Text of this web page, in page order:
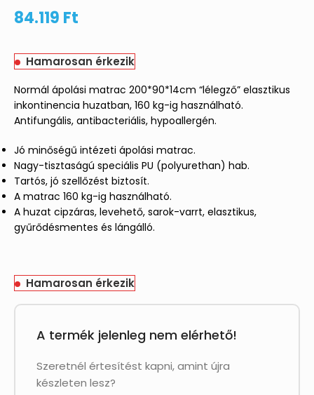
84.119 Ft
Hamarosan érkezik
Normál ápolási matrac 200*90*14cm “lélegző” elasztikus
inkontinencia huzatban, 160 kg-ig használható.
Antifungális, antibacteriális, hypoallergén.
Jó minőségű intézeti ápolási matrac.
Nagy-tisztaságú speciális PU (polyurethan) hab.
Tartós, jó szellőzést biztosít.
A matrac 160 kg-ig használható.
A huzat cipzáras, levehető, sarok-varrt, elasztikus,
gyűrődésmentes és lángálló.
Hamarosan érkezik
A termék jelenleg nem elérhető!
Szeretnél értesítést kapni, amint újra
készleten lesz?